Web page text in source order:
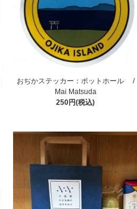
おぢかステッカー：ポットホール /
Mai Matsuda
250円(税込)